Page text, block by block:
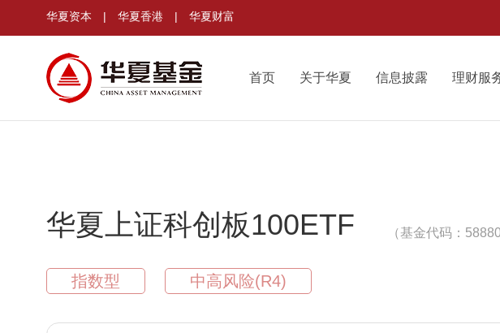
华夏资本 | 华夏香港 | 华夏财富
首页 关于华夏 信息披露 理财服
华夏上证科创板100ETF （基金代码：
指数型 中高风险(R4)